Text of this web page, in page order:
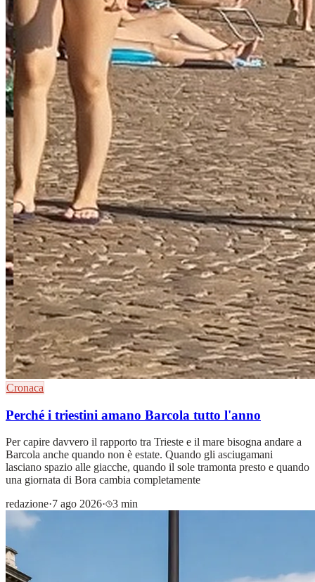
Cronaca
Perché i triestini amano Barcola tutto l'anno
Per capire davvero il rapporto tra Trieste e il mare bisogna andare a
Barcola anche quando non è estate. Quando gli asciugamani
lasciano spazio alle giacche, quando il sole tramonta presto e quando
una giornata di Bora cambia completamente
redazione·7 ago 2026· 3 min